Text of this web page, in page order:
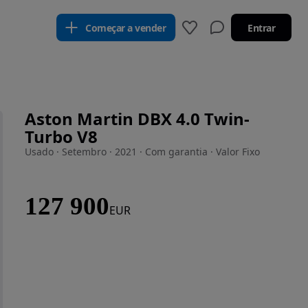
Começar a vender Entrar
Aston Martin DBX 4.0 Twin-
Turbo V8
Usado · Setembro · 2021 · Com garantia · Valor Fixo
127 900EUR